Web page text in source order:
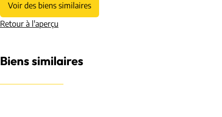
Voir des biens similaires
Retour à l'aperçu
Biens similaires